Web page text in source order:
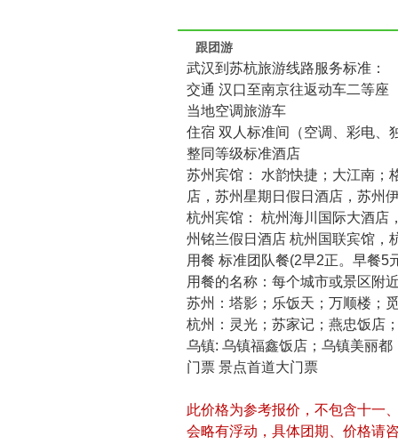
跟团游
武汉到苏杭旅游线路服务标准：
交通 汉口至南京往返动车二等座
当地空调旅游车
住宿 双人标准间（空调、彩电、
整同等级标准酒店
苏州宾馆： 水韵快捷；大江南；
店，苏州星期日假日酒店，苏州
杭州宾馆： 杭州海川国际大酒店
州铭兰假日酒店 杭州国联宾馆，
用餐 标准团队餐(2早2正。早餐5
用餐的名称：每个城市或景区附
苏州：塔影；乐饭天；万顺楼；
杭州：灵光；苏家记；燕忠饭店
乌镇: 乌镇福鑫饭店；乌镇美丽都
门票 景点首道大门票
此价格为参考报价，不包含十一
会略有浮动，具体团期、价格请